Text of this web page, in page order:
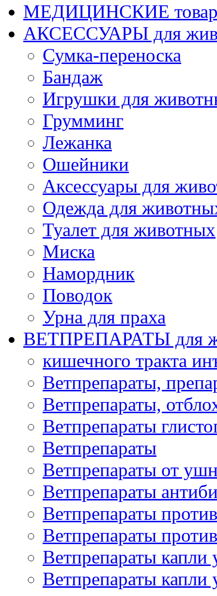
МЕДИЦИНСКИЕ
АКСЕССУАРЫ для
Сумка-переноска
Бандаж
Игрушки для
Грумминг
Лежанка
Ошейники
Аксессуары для
Одежда для
Туалет для животных
Миска
Намордник
Поводок
Урна для праха
ВЕТПРЕПАРАТЫ для
кишечного тракта
Ветпрепараты,
Ветпрепараты,
Ветпрепараты
Ветпрепараты
Ветпрепараты от
Ветпрепараты
Ветпрепараты
Ветпрепараты
Ветпрепараты
Ветпрепараты